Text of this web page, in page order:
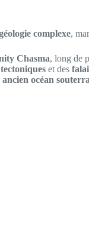
complexe,
Chasma, long de
et des
ancien océan